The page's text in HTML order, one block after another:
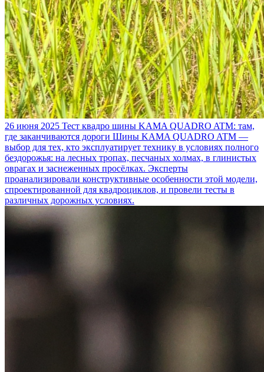
26 июня 2025 Тест квадро шины KAMA QUADRO ATM: там,
где заканчиваются дороги Шины KAMA QUADRO ATM —
выбор для тех, кто эксплуатирует технику в условиях полного
бездорожья: на лесных тропах, песчаных холмах, в глинистых
оврагах и заснеженных просёлках. Эксперты
проанализировали конструктивные особенности этой модели,
спроектированной для квадроциклов, и провели тесты в
различных дорожных условиях.